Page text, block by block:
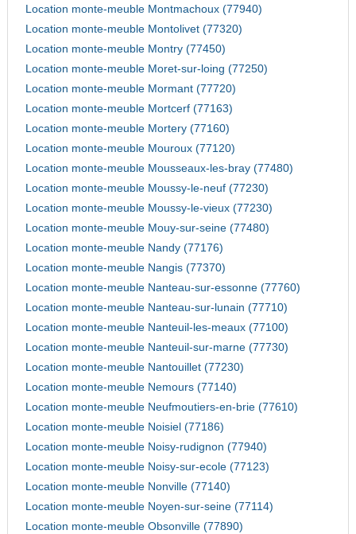
Location monte-meuble Montmachoux (77940)
Location monte-meuble Montolivet (77320)
Location monte-meuble Montry (77450)
Location monte-meuble Moret-sur-loing (77250)
Location monte-meuble Mormant (77720)
Location monte-meuble Mortcerf (77163)
Location monte-meuble Mortery (77160)
Location monte-meuble Mouroux (77120)
Location monte-meuble Mousseaux-les-bray (77480)
Location monte-meuble Moussy-le-neuf (77230)
Location monte-meuble Moussy-le-vieux (77230)
Location monte-meuble Mouy-sur-seine (77480)
Location monte-meuble Nandy (77176)
Location monte-meuble Nangis (77370)
Location monte-meuble Nanteau-sur-essonne (77760)
Location monte-meuble Nanteau-sur-lunain (77710)
Location monte-meuble Nanteuil-les-meaux (77100)
Location monte-meuble Nanteuil-sur-marne (77730)
Location monte-meuble Nantouillet (77230)
Location monte-meuble Nemours (77140)
Location monte-meuble Neufmoutiers-en-brie (77610)
Location monte-meuble Noisiel (77186)
Location monte-meuble Noisy-rudignon (77940)
Location monte-meuble Noisy-sur-ecole (77123)
Location monte-meuble Nonville (77140)
Location monte-meuble Noyen-sur-seine (77114)
Location monte-meuble Obsonville (77890)